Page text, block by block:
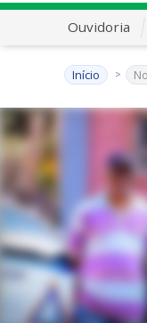
Ouvidoria
Início